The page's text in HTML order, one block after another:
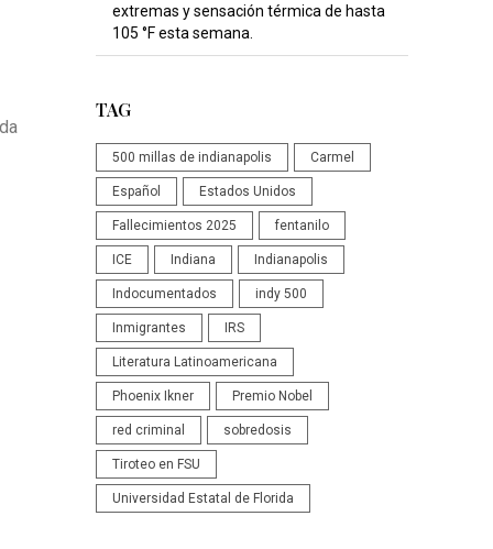
extremas y sensación térmica de hasta
105 °F esta semana.
TAG
500 millas de indianapolis Carmel
Español Estados Unidos
Fallecimientos 2025 fentanilo
ICE Indiana Indianapolis
Indocumentados indy 500
Inmigrantes IRS
Literatura Latinoamericana
Phoenix Ikner Premio Nobel
red criminal sobredosis
Tiroteo en FSU
Universidad Estatal de Florida